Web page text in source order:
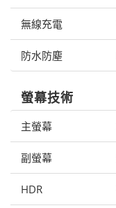
無線充電
防水防塵
螢幕技術
主螢幕
副螢幕
HDR